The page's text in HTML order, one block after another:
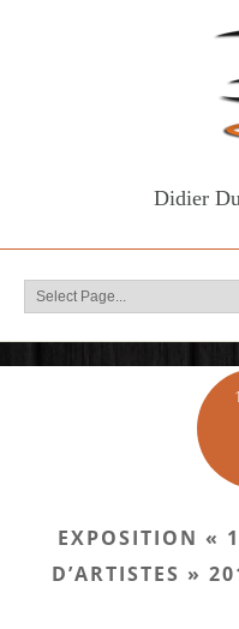
Didier
EXPOSITION «
D’ARTISTES »